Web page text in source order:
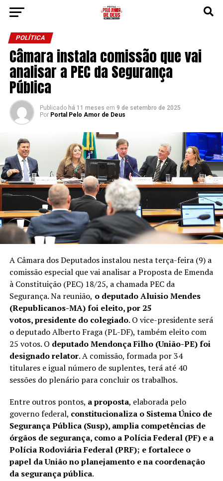
POLÍTICA
Câmara instala comissão que vai
analisar a PEC da Segurança
Pública
Publicado há 11 meses em 9 de setembro de 2025
Por Portal Pelo Amor de Deus
A Câmara dos Deputados instalou nesta terça-feira (9) a
comissão especial que vai analisar a Proposta de Emenda
à Constituição (PEC) 18/25, a chamada PEC da
Segurança. Na reunião, o deputado Aluisio Mendes
(Republicanos-MA) foi eleito, por 25
votos, presidente do colegiado. O vice-presidente será
o deputado Alberto Fraga (PL-DF), também eleito com
25 votos. O deputado Mendonça Filho (União-PE) foi
designado relator. A comissão, formada por 34
titulares e igual número de suplentes, terá até 40
sessões do plenário para concluir os trabalhos.
Entre outros pontos, a proposta, elaborada pelo
governo federal, constitucionaliza o Sistema Único de
Segurança Pública (Susp), amplia competências de
órgãos de segurança, como a Polícia Federal (PF) e a
Polícia Rodoviária Federal (PRF); e fortalece o
papel da União no planejamento e na coordenação
da segurança pública.